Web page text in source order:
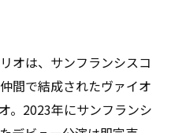
オは、サンフランシスコ
間で結成されたヴァイオ
。2023年にサンフランシ